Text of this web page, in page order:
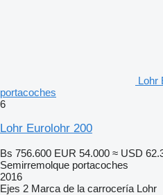
Lohr
portacoches
6
Lohr Eurolohr 200
Bs 756.600 EUR 54.000 ≈ USD
Semirremolque portacoches
2016
Ejes 2 Marca de la carrocería Lohr